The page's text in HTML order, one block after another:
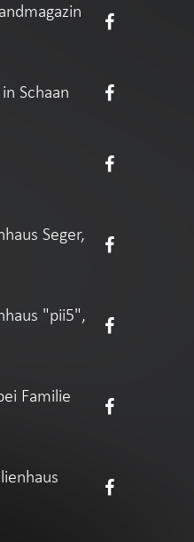
Schaan
Seger,
"pii5",
Familie